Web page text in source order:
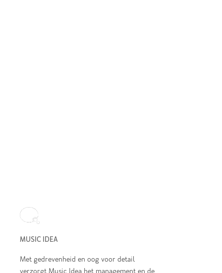
MUSIC IDEA
Met gedrevenheid en oog voor detail